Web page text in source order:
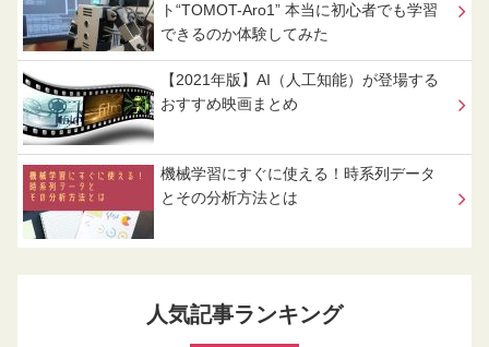
ト“TOMOT-Aro1” 本当に初心者でも学習
できるのか体験してみた
【2021年版】AI（人工知能）が登場する
おすすめ映画まとめ
機械学習にすぐに使える！時系列データ
とその分析方法とは
人気記事ランキング